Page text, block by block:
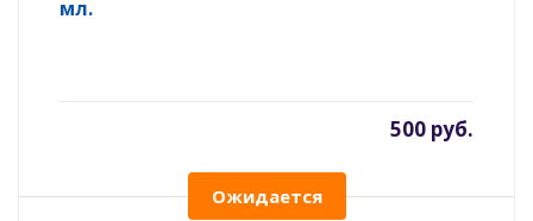
мл.
500 руб.
Ожидается